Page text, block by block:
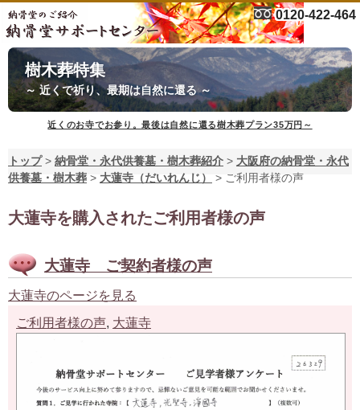
0120-422-464
樹木葬特集
～ 近くで祈り、最期は自然に還る ～
近くのお寺でお参り。最後は自然に還る樹木葬プラン35万円～
トップ> 納骨堂・永代供養墓・樹木葬紹介 > 大阪府の納骨堂・永代
供養墓・樹木葬 > 大蓮寺（だいれんじ） > ご利用者様の声
大蓮寺を購入されたご利用者様の声
大蓮寺 ご契約者様の声
大蓮寺のページを見る
ご利用者様の声, 大蓮寺